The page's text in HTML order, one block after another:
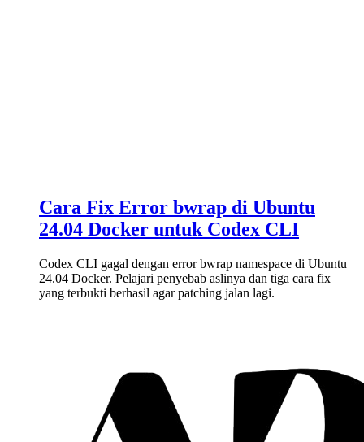
Cara Fix Error bwrap di Ubuntu
24.04 Docker untuk Codex CLI
Codex CLI gagal dengan error bwrap namespace di Ubuntu
24.04 Docker. Pelajari penyebab aslinya dan tiga cara fix
yang terbukti berhasil agar patching jalan lagi.